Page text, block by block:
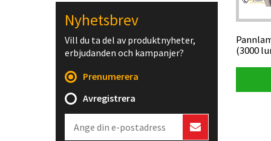
(3000
Nyhetsbrev
Vill du ta del av produktnyheter,
erbjudanden och kampanjer?
Prenumerera
Avregistrera